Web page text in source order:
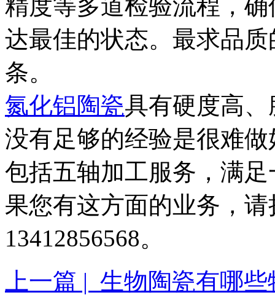
精度等多道检验流程，
达最佳的状态。最求品
条。
氮化铝陶瓷具有硬度高
没有足够的经验是很难
包括五轴加工服务，满
果您有这方面的业务，
13412856568。
上一篇 | 生物陶瓷有哪些